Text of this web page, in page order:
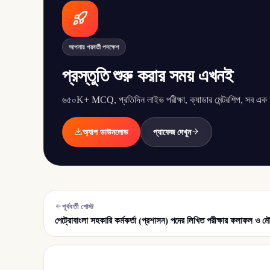
আপনার পরবর্তী পদক্ষেপ
প্রস্তুতি শুরু করার সময় এখনই
৬৫০K+ MCQ, প্রতিদিন লাইভ পরীক্ষা, ক্যাডার মেন্টরশিপ, সব এক
অ্যাপ ডাউনলোড প্যাকেজ দেখুন
পূর্ববর্তী পোস্ট
পেট্রোবাংলা সহকারি কর্মকর্তা (প্রশাসন) পদের লিখিত পরীক্ষার ফলাফল ও